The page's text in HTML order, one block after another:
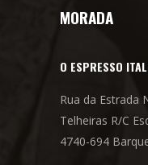
MORADA
O ESPRESSO
Rua da Estrada
Telheiras R/C
4740-694